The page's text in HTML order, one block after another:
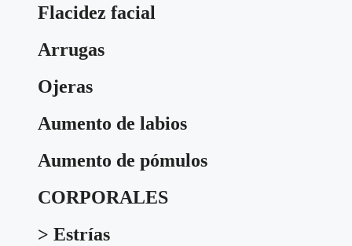
Flacidez facial
Arrugas
Ojeras
Aumento de labios
Aumento de pómulos
CORPORALES
> Estrías